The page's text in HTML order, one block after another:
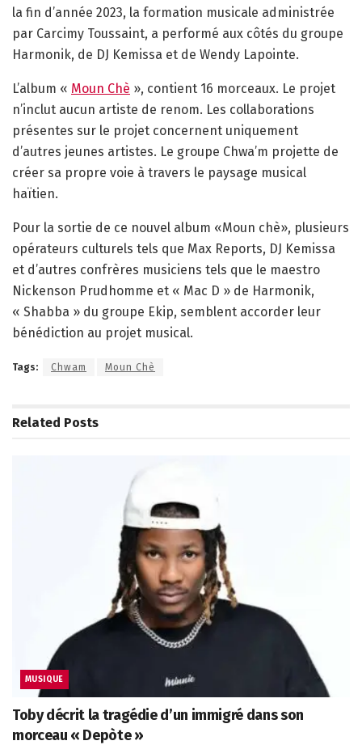
la fin d’année 2023, la formation musicale administrée
par Carcimy Toussaint, a performé aux côtés du groupe
Harmonik, de DJ Kemissa et de Wendy Lapointe.
L’album « Moun Chè », contient 16 morceaux. Le projet
n’inclut aucun artiste de renom. Les collaborations
présentes sur le projet concernent uniquement
d’autres jeunes artistes. Le groupe Chwa’m projette de
créer sa propre voie à travers le paysage musical
haïtien.
Pour la sortie de ce nouvel album «Moun chè», plusieurs
opérateurs culturels tels que Max Reports, DJ Kemissa
et d’autres confrères musiciens tels que le maestro
Nickenson Prudhomme et « Mac D » de Harmonik,
« Shabba » du groupe Ekip, semblent accorder leur
bénédiction au projet musical.
Tags: Chwam Moun Chè
Related Posts
MUSIQUE
Toby décrit la tragédie d’un immigré dans son
morceau « Depòte »